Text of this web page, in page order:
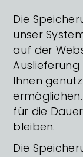
Die
unser
auf der
Ihnen
für die
bleiben.
Die